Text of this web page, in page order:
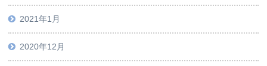
2021年1月
2020年12月